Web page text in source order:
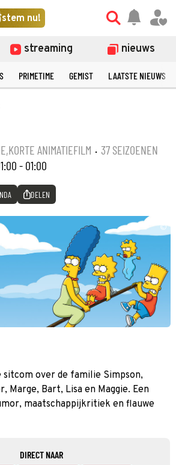
stem nu!
streaming nieuws
PRIMETIME GEMIST LAATSTE NIEUWS
ANIMATIEFILM · 37 SEIZOENEN
- 01:00
DELEN
©
sitcom over de familie Simpson,
Marge, Bart, Lisa en Maggie. Een
maatschappijkritiek en flauwe
DIRECT NAAR